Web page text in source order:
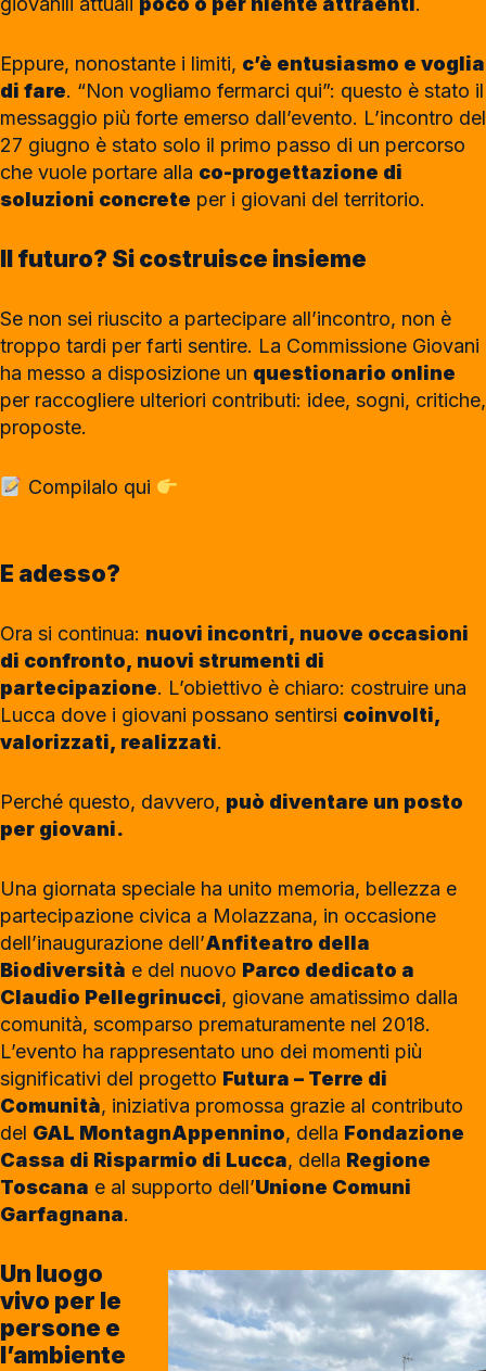
Eppure, nonostante i limiti, c’è entusiasmo e voglia
di fare. “Non vogliamo fermarci qui”: questo è stato il
messaggio più forte emerso dall’evento. L’incontro del
27 giugno è stato solo il primo passo di un percorso
che vuole portare alla co-progettazione di
soluzioni concrete per i giovani del territorio.
Il futuro? Si costruisce insieme
Se non sei riuscito a partecipare all’incontro, non è
troppo tardi per farti sentire. La Commissione Giovani
ha messo a disposizione un questionario online
per raccogliere ulteriori contributi: idee, sogni, critiche,
proposte.
Compilalo qui
E adesso?
Ora si continua: nuovi incontri, nuove occasioni
di confronto, nuovi strumenti di
partecipazione. L’obiettivo è chiaro: costruire una
Lucca dove i giovani possano sentirsi coinvolti,
valorizzati, realizzati.
Perché questo, davvero, può diventare un posto
per giovani.
Una giornata speciale ha unito memoria, bellezza e
partecipazione civica a Molazzana, in occasione
dell’inaugurazione dell’Anfiteatro della
Biodiversità e del nuovo Parco dedicato a
Claudio Pellegrinucci, giovane amatissimo dalla
comunità, scomparso prematuramente nel 2018.
L’evento ha rappresentato uno dei momenti più
significativi del progetto Futura – Terre di
Comunità, iniziativa promossa grazie al contributo
del GAL MontagnAppennino, della Fondazione
Cassa di Risparmio di Lucca, della Regione
Toscana e al supporto dell’Unione Comuni
Garfagnana.
Un luogo
vivo per le
persone e
l’ambiente